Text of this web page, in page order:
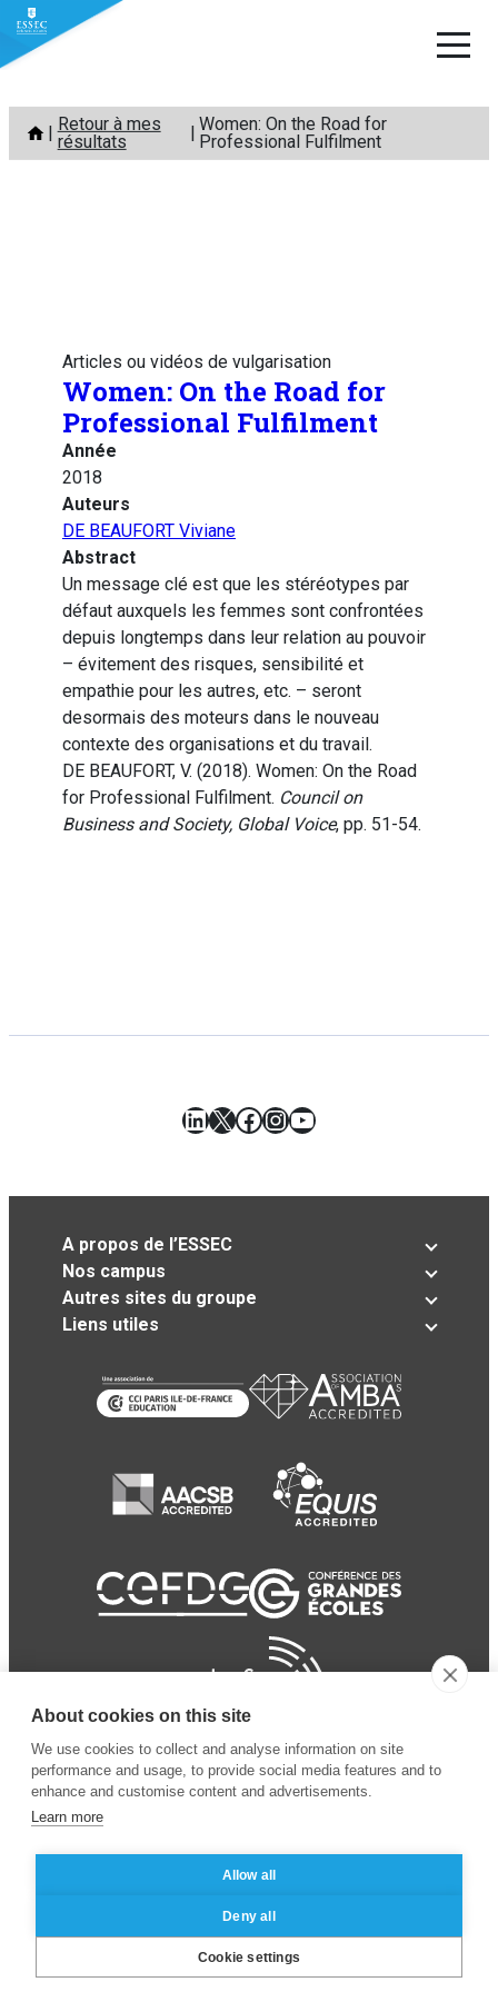
Aller
contenu
Retour à mes
résultats
Women: On the Road for
Professional Fulfilment
Articles ou vidéos de vulgarisation
Women: On the Road for
Professional Fulfilment
Année
2018
Auteurs
DE BEAUFORT Viviane
Abstract
Un message clé est que les stéréotypes par
défaut auxquels les femmes sont confrontées
depuis longtemps dans leur relation au pouvoir
– évitement des risques, sensibilité et
empathie pour les autres, etc. – seront
desormais des moteurs dans le nouveau
contexte des organisations et du travail.
DE BEAUFORT, V. (2018). Women: On the Road
for Professional Fulfilment. Council on
Business and Society, Global Voice, pp. 51-54.
LinkedIn
X Facebook
Instagram
YouTube
A propos de l’ESSEC
Nos campus
Autres sites du groupe
Liens utiles
Business School
Mentions légales
des données personnelles
About cookies on this site
We use cookies to collect and analyse information on site
performance and usage, to provide social media features and to
enhance and customise content and advertisements.
Learn more
Allow all
Deny all
Cookie settings